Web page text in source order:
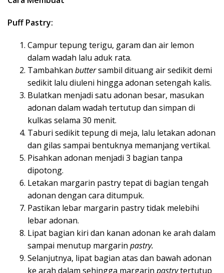
Puff Pastry:
Campur tepung terigu, garam dan air lemon
dalam wadah lalu aduk rata.
Tambahkan buttersambil dituang air sedikit demi
sedikit lalu diuleni hingga adonan setengah kalis.
Bulatkan menjadi satu adonan besar, masukan
adonan dalam wadah tertutup dan simpan di
kulkas selama 30 menit.
Taburi sedikit tepung di meja, lalu letakan adonan
dan gilas sampai bentuknya memanjang vertikal.
Pisahkan adonan menjadi 3 bagian tanpa
dipotong.
Letakan margarin pastry tepat di bagian tengah
adonan dengan cara ditumpuk.
Pastikan lebar margarin pastry tidak melebihi
lebar adonan.
Lipat bagian kiri dan kanan adonan ke arah dalam
sampai menutup margarin pastry.
Selanjutnya, lipat bagian atas dan bawah adonan
ke arah dalam sehingga margarin pastrytertutup